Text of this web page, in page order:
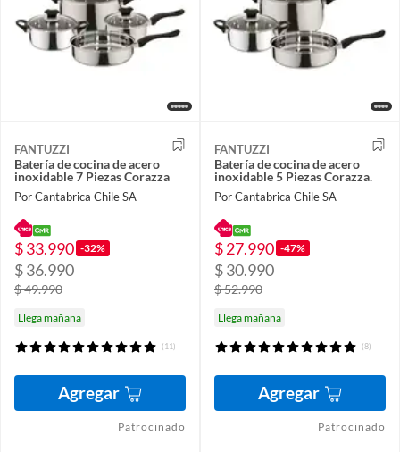
FANTUZZI
Batería de cocina de acero
inoxidable 7 Piezas Corazza
Por Cantabrica Chile SA
$ 33.990 -32%
$ 36.990
$ 49.990
Llega mañana
(11)
Agregar
Patrocinado
FANTUZZI
Batería de cocina de acero
inoxidable 5 Piezas Corazza.
Por Cantabrica Chile SA
$ 27.990 -47%
$ 30.990
$ 52.990
Llega mañana
(8)
Agregar
Patrocinado